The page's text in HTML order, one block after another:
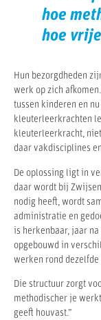
hoe
hoe
Hun bezorgdheden
werk op zich
tussen kinderen en
kleuterleerkrachten
kleuterleerkracht,
daar vakdisciplines
De oplossing ligt in
daar wordt bij
nodig heeft, wordt
administratie en
is herkenbaar, jaar
opgebouwd in
werken rond dezelfde
Die structuur zorgt
methodischer je
geeft houvast.”